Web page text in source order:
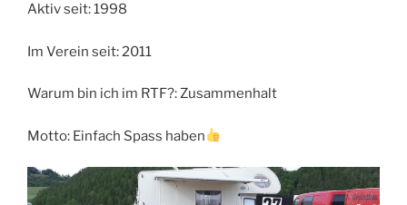
Aktiv seit: 1998
Im Verein seit: 2011
Warum bin ich im RTF?: Zusammenhalt
Motto: Einfach Spass haben